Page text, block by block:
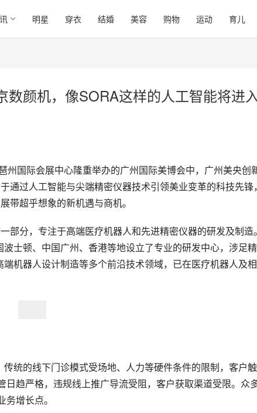
明星 穿衣 结婚 美容 购物 运动 育儿
数颜机，像SORA这样的人工智能将进
国际会展中心隆重举办的广州国际美博会中，广州美央创
通过人工智能与尖端精密仪器技术引领美业变革的科技先锋
带超乎想象的新机遇与商机。
部分，专注于高端医疗机器人和先进精密仪器的研发及制造
士顿、中国广州、香港等地设立了专业的研发中心，涉足
机器人设计制造等多个前沿技术领域，已在医疗机器人及
统的线下门诊模式受场地、人力等硬件条件的限制，客户
趋严格，违规线上推广导流受阻，客户获取渠道受限。众
增长点。